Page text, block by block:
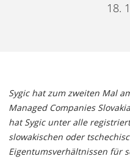
18.
Sygic hat zum zweiten Mal
Managed Companies
hat Sygic unter alle
slowakischen oder
Eigentumsverhältnissen für